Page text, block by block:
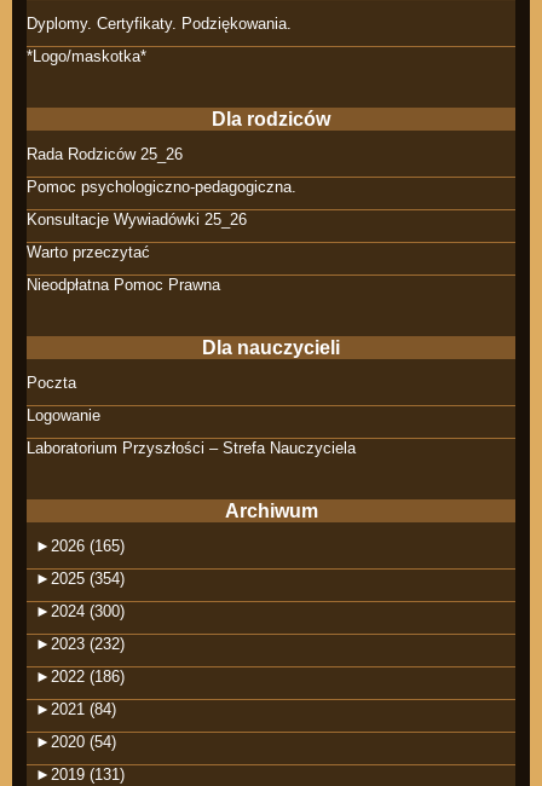
Dyplomy. Certyfikaty. Podziękowania.
*Logo/maskotka*
Dla rodziców
Rada Rodziców 25_26
Pomoc psychologiczno-pedagogiczna.
Konsultacje Wywiadówki 25_26
Warto przeczytać
Nieodpłatna Pomoc Prawna
Dla nauczycieli
Poczta
Logowanie
Laboratorium Przyszłości – Strefa Nauczyciela
Archiwum
► 2026 (165)
► 2025 (354)
► 2024 (300)
► 2023 (232)
► 2022 (186)
► 2021 (84)
► 2020 (54)
► 2019 (131)